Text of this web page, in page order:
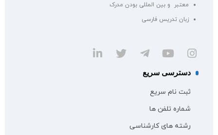
معتبر و بین المللی بودن مدرک
زبان تدریس فارسی
دسترسی سریع
ثبت نام سریع
شماره تلفن ها
رشته های کارشناسی